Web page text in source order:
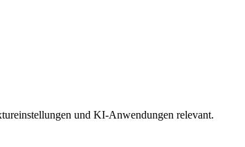
und KI-Anwendungen relevant.